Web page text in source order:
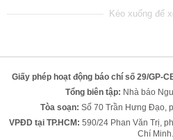
Giấy phép hoạt động báo chí số 29/GP-
Tổng biên tập: Nhà báo
Tòa soạn: Số 70 Trần Hưng Đạo,
VPĐD tại TP.HCM: 590/24 Phan Văn Trị,
Chí Minh.